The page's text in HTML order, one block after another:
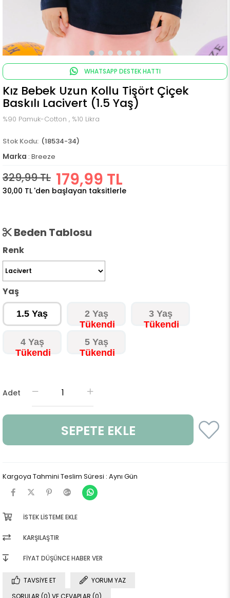
WHATSAPP DESTEK HATTI
Kız Bebek Uzun Kollu Tişört Çiçek
Baskılı Lacivert (1.5 Yaş)
%90 Pamuk-Cotton , %10 Likra
(18534-34)
Marka : Breeze
329,99 TL 179,99 TL
30,00 TL 'den başlayan taksitlerle
Beden Tablosu
Renk
Yaş
1.5 Yaş 2 Yaş 3 Yaş
4 Yaş 5 Yaş
Adet
Kargoya Tahmini Teslim Süresi : Aynı Gün
İSTEK LISTEME EKLE
KARŞILAŞTIR
FIYAT DÜŞÜNCE HABER VER
TAVSIYE ET
YORUM YAZ
SORULAR (0) VE CEVAPLAR (0)